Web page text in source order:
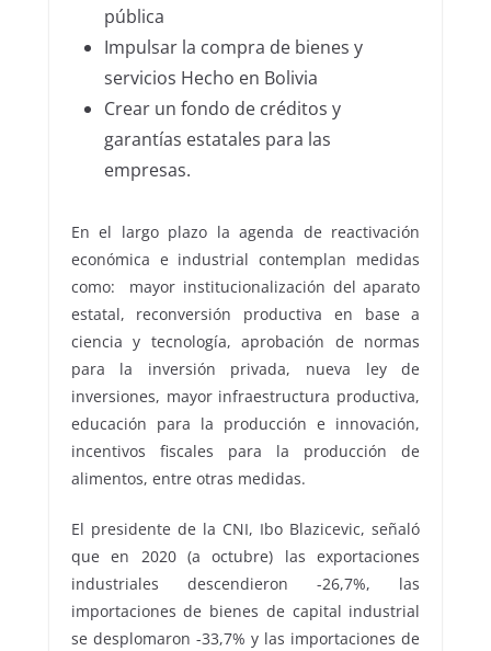
pública
Impulsar la compra de bienes y
servicios Hecho en Bolivia
Crear un fondo de créditos y
garantías estatales para las
empresas.
En el largo plazo la agenda de reactivación
económica e industrial contemplan medidas
como: mayor institucionalización del aparato
estatal, reconversión productiva en base a
ciencia y tecnología, aprobación de normas
para la inversión privada, nueva ley de
inversiones, mayor infraestructura productiva,
educación para la producción e innovación,
incentivos fiscales para la producción de
alimentos, entre otras medidas.
El presidente de la CNI, Ibo Blazicevic, señaló
que en 2020 (a octubre) las exportaciones
industriales descendieron -26,7%, las
importaciones de bienes de capital industrial
se desplomaron -33,7% y las importaciones de